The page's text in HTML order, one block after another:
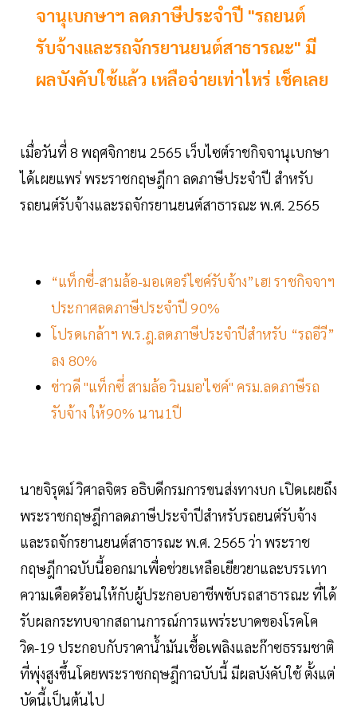
จานุเบกษาฯ ลดภาษีประจำปี "รถยนต์
รับจ้างและรถจักรยานยนต์สาธารณะ" มี
ผลบังคับใช้แล้ว เหลือจ่ายเท่าไหร่ เช็คเลย
เมื่อวันที่ 8 พฤศจิกายน 2565 เว็บไซต์ราชกิจจานุเบกษา
ได้เผยแพร่ พระราชกฤษฎีกา ลดภาษีประจำปี สำหรับ
รถยนต์รับจ้างและรถจักรยานยนต์สาธารณะ พ.ศ. 2565
“แท็กซี่-สามล้อ-มอเตอร์ไซค์รับจ้าง”เฮ! ราชกิจจาฯ
ประกาศลดภาษีประจำปี 90%
โปรดเกล้าฯ พ.ร.ฎ.ลดภาษีประจําปีสําหรับ “รถอีวี”
ลง 80%
ข่าวดี "แท็กซี่ สามล้อ วินมอ'ไซค์" ครม.ลดภาษีรถ
รับจ้าง ให้90% นาน1ปี
นายจิรุตม์ วิศาลจิตร อธิบดีกรมการขนส่งทางบก เปิดเผยถึง
พระราชกฤษฎีกาลดภาษีประจำปีสำหรับรถยนต์รับจ้าง
และรถจักรยานยนต์สาธารณะ พ.ศ. 2565 ว่า พระราช
กฤษฎีกาฉบับนี้ออกมาเพื่อช่วยเหลือเยียวยาและบรรเทา
ความเดือดร้อนให้กับผู้ประกอบอาชีพขับรถสาธารณะ ที่ได้
รับผลกระทบจากสถานการณ์การแพร่ระบาดของโรคโค
วิด-19 ประกอบกับราคาน้ำมันเชื้อเพลิงและก๊าซธรรมชาติ
ที่พุ่งสูงขึ้นโดยพระราชกฤษฎีกาฉบับนี้ มีผลบังคับใช้ ตั้งแต่
บัดนี้เป็นต้นไป